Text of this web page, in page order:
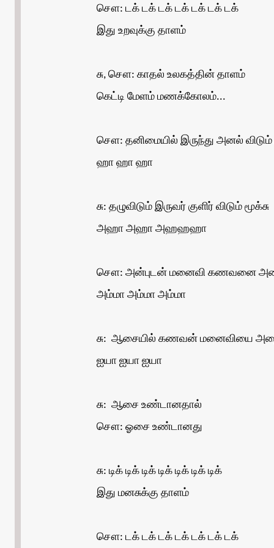
சௌ: டக் டக் டக் டக் டக் டக் டக்
இது உறவுக்கு தாளம்
சு, சௌ: காதல் உலகத்தின் தாளம்
கெட்டி மேளம் மணக்கோலம்...
சௌ: தனிமையில் இருந்து அனல் விடும்
ஹா ஹா ஹா
சு: தழுவிடும் இருவர் குளிர் விடும் மூக்சு
அஹா அஹா அஹஹஹா
சௌ: அன்புடன் மனைவி கணவனை
அம்மா அம்மா அம்மா
சு: ஆசையில் கணவன் மனைவியை
ஐயா ஐயா ஐயா
சு: ஆசை உண்டானதால்
சௌ: ஓசை உண்டானது
சு: டிக் டிக் டிக் டிக் டிக் டிக் டிக்
இது மனசுக்கு தாளம்
சௌ: டக் டக் டக் டக் டக் டக் டக்